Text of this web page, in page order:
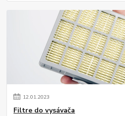
12.01.2023
Filtre do vysávača